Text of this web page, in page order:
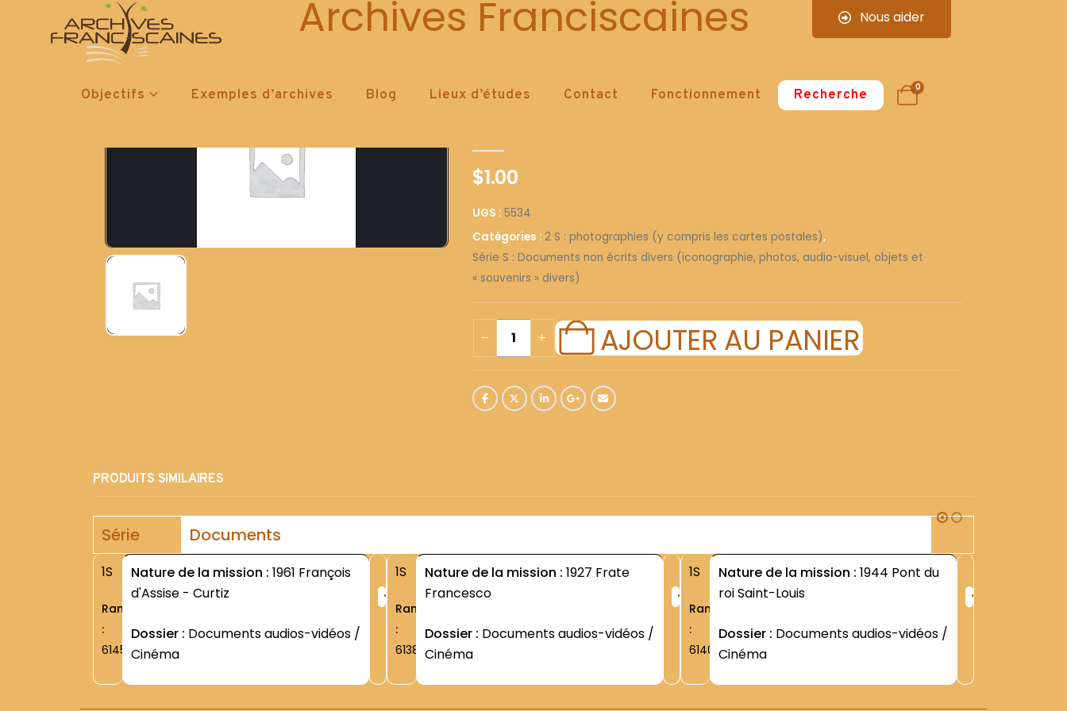
Archives Franciscaines Nous aider
Objectifs Exemples d’archives Blog Lieux d’études Contact Fonctionnement Recherche 0
5534
$1.00
UGS : 5534
Catégories : 2 S : photographies (y compris les cartes postales),
Série S : Documents non écrits divers (iconographie, photos, audio-visuel, objets et
« souvenirs » divers)
AJOUTER AU PANIER
PRODUITS SIMILAIRES
Série Documents
1S
Rang
:
6145
Nature de la mission : 1961 François
d'Assise - Curtiz
Dossier : Documents audios-vidéos /
Cinéma
+
1S
Rang
:
6138
Nature de la mission : 1927 Frate
Francesco
Dossier : Documents audios-vidéos /
Cinéma
+
1S
Rang
:
6140
Nature de la mission : 1944 Pont du
roi Saint-Louis
Dossier : Documents audios-vidéos /
Cinéma
+